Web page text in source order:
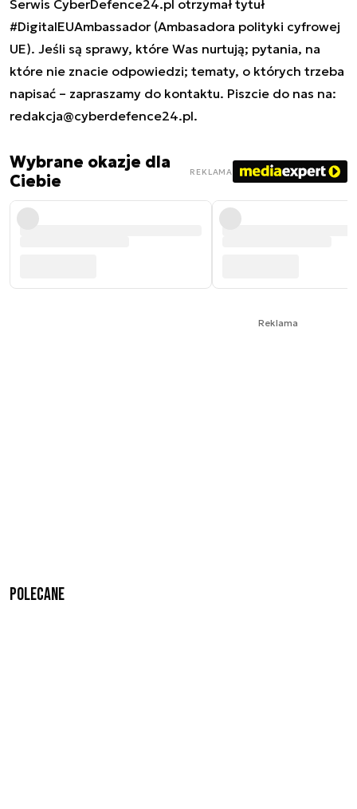
Serwis CyberDefence24.pl otrzymał tytuł
#DigitalEUAmbassador (Ambasadora polityki cyfrowej
UE). Jeśli są sprawy, które Was nurtują; pytania, na
które nie znacie odpowiedzi; tematy, o których trzeba
napisać – zapraszamy do kontaktu. Piszcie do nas na:
redakcja@cyberdefence24.pl.
Wybrane okazje dla
Ciebie
REKLAMA
Reklama
Polecane